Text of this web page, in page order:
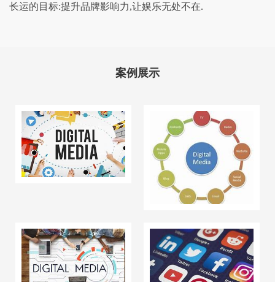
长运的目标:提升品牌影响力,让娱乐无处不在.
案例展示